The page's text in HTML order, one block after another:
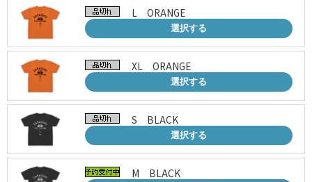
L ORANGE
選択する
XL ORANGE
選択する
S BLACK
選択する
M BLACK